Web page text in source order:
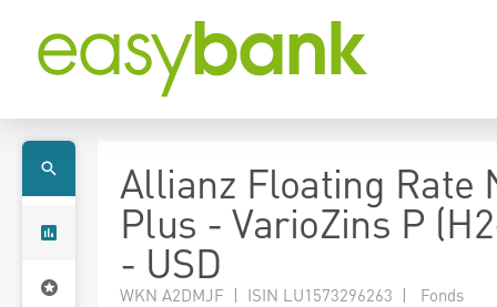
Allianz Floating Rate
Plus - VarioZins P
- USD
WKN A2DMJF | ISIN LU1573296263 | Fonds